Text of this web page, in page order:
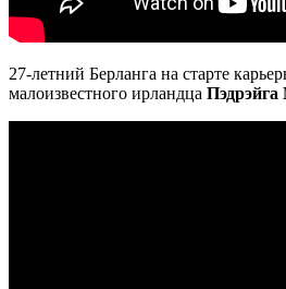
27-летний Берланга на старте
малоизвестного ирландца